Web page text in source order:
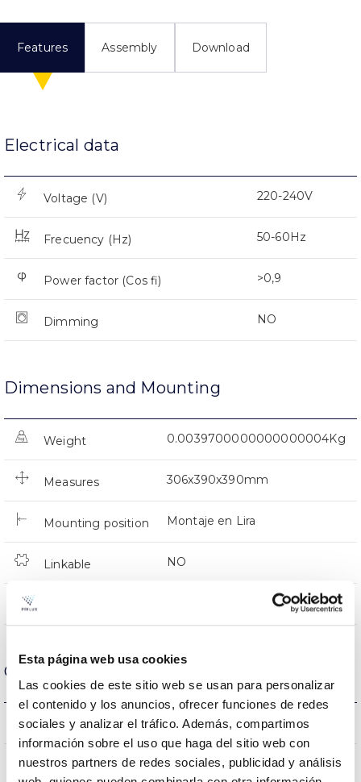
Esta página web usa cookies
Las cookies de este sitio web se usan para personalizar
el contenido y los anuncios, ofrecer funciones de redes
sociales y analizar el tráfico. Además, compartimos
información sobre el uso que haga del sitio web con
nuestros partners de redes sociales, publicidad y análisis
Features Assembly Download
Electrical data
Voltage (V) 220-240V
Frecuency (Hz) 50-60Hz
Power factor (Cos fi) >0,9
Dimming NO
Dimensions and Mounting
Weight 0.0039700000000000004Kg
Measures 306x390x390mm
Mounting position Montaje en Lira
Linkable NO
Optical data
Colour temperature 5000K
CRI Colour rendering index 80